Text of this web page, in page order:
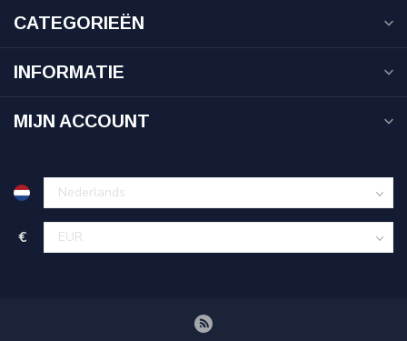
CATEGORIEËN
INFORMATIE
MIJN ACCOUNT
€